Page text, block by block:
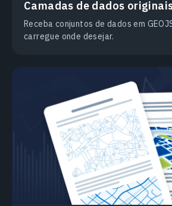
Camadas de dados
Receba conjuntos de dados em
carregue onde desejar.